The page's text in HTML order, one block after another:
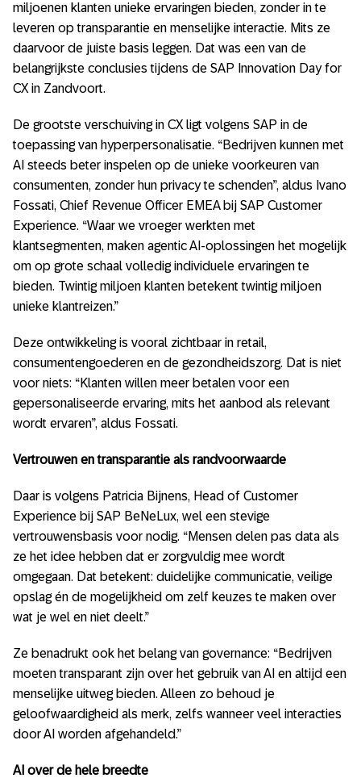
miljoenen klanten unieke ervaringen bieden, zonder in te
leveren op transparantie en menselijke interactie. Mits ze
daarvoor de juiste basis leggen. Dat was een van de
belangrijkste conclusies tijdens de SAP Innovation Day for
CX in Zandvoort.
De grootste verschuiving in CX ligt volgens SAP in de
toepassing van hyperpersonalisatie. “Bedrijven kunnen met
AI steeds beter inspelen op de unieke voorkeuren van
consumenten, zonder hun privacy te schenden”, aldus Ivano
Fossati, Chief Revenue Officer EMEA bij SAP Customer
Experience. “Waar we vroeger werkten met
klantsegmenten, maken agentic AI-oplossingen het mogelijk
om op grote schaal volledig individuele ervaringen te
bieden. Twintig miljoen klanten betekent twintig miljoen
unieke klantreizen.”
Deze ontwikkeling is vooral zichtbaar in retail,
consumentengoederen en de gezondheidszorg. Dat is niet
voor niets: “Klanten willen meer betalen voor een
gepersonaliseerde ervaring, mits het aanbod als relevant
wordt ervaren”, aldus Fossati.
Vertrouwen en transparantie als randvoorwaarde
Daar is volgens Patricia Bijnens, Head of Customer
Experience bij SAP BeNeLux, wel een stevige
vertrouwensbasis voor nodig. “Mensen delen pas data als
ze het idee hebben dat er zorgvuldig mee wordt
omgegaan. Dat betekent: duidelijke communicatie, veilige
opslag én de mogelijkheid om zelf keuzes te maken over
wat je wel en niet deelt.”
Ze benadrukt ook het belang van governance: “Bedrijven
moeten transparant zijn over het gebruik van AI en altijd een
menselijke uitweg bieden. Alleen zo behoud je
geloofwaardigheid als merk, zelfs wanneer veel interacties
door AI worden afgehandeld.”
AI over de hele breedte